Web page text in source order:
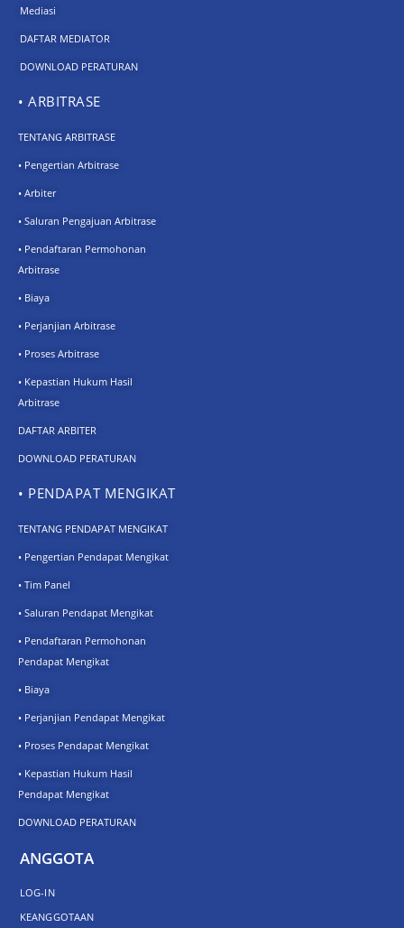
Mediasi
DAFTAR MEDIATOR
DOWNLOAD PERATURAN
• ARBITRASE
TENTANG ARBITRASE
• Pengertian Arbitrase
• Arbiter
• Saluran Pengajuan Arbitrase
• Pendaftaran Permohonan
Arbitrase
• Biaya
• Perjanjian Arbitrase
• Proses Arbitrase
• Kepastian Hukum Hasil
Arbitrase
DAFTAR ARBITER
DOWNLOAD PERATURAN
• PENDAPAT MENGIKAT
TENTANG PENDAPAT MENGIKAT
• Pengertian Pendapat Mengikat
• Tim Panel
• Saluran Pendapat Mengikat
• Pendaftaran Permohonan
Pendapat Mengikat
• Biaya
• Perjanjian Pendapat Mengikat
• Proses Pendapat Mengikat
• Kepastian Hukum Hasil
Pendapat Mengikat
DOWNLOAD PERATURAN
ANGGOTA
LOG-IN
KEANGGOTAAN